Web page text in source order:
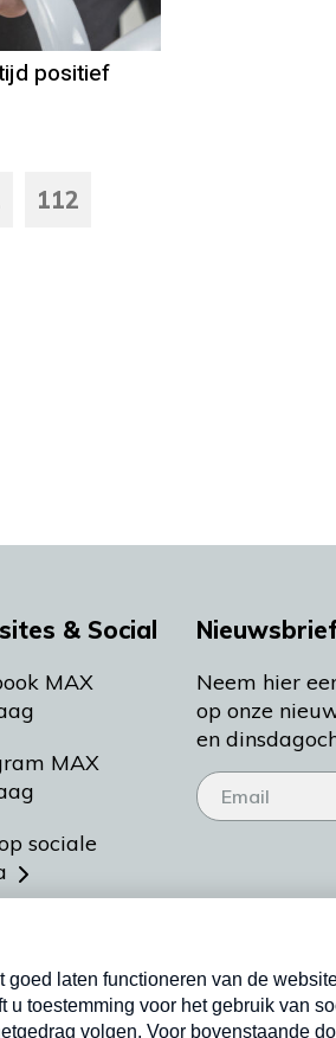
positief
112
& Social
MAX
MAX
sociale
Actueel
Bakt
Neem hier
op onze
en
Nieuwsbrief